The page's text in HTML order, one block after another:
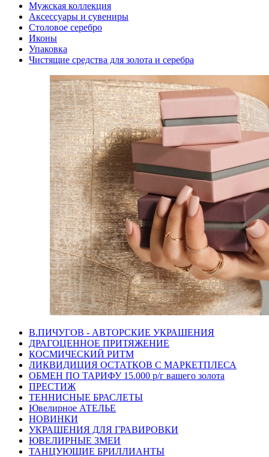
Мужская коллекция
Аксессуары и сувениры
Столовое серебро
Иконы
Упаковка
Чистящие средства для золота и серебра
В.ПИЧУГОВ - АВТОРСКИЕ УКРАШЕНИЯ
ДРАГОЦЕННОЕ ПРИТЯЖЕНИЕ
КОСМИЧЕСКИЙ РИТМ
ЛИКВИДИЦИЯ ОСТАТКОВ С МАРКЕТПЛЕСА
ОБМЕН ПО ТАРИФУ 15.000 р/г вашего золота
ПРЕСТИЖ
ТЕННИСНЫЕ БРАСЛЕТЫ
Ювелирное АТЕЛЬЕ
НОВИНКИ
УКРАШЕНИЯ ДЛЯ ГРАВИРОВКИ
ЮВЕЛИРНЫЕ ЗМЕИ
ТАНЦУЮЩИЕ БРИЛЛИАНТЫ